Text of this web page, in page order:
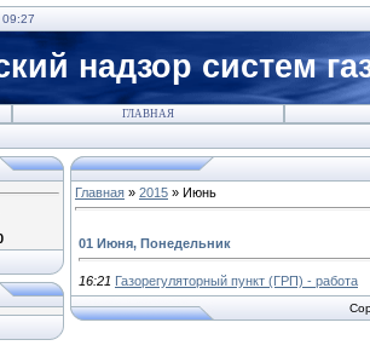
надзор систем
ГЛАВНАЯ
Главная » 2015 » Июнь
01 Июня, Понедельник
16:21 Газорегуляторный пункт (ГРП) - работа